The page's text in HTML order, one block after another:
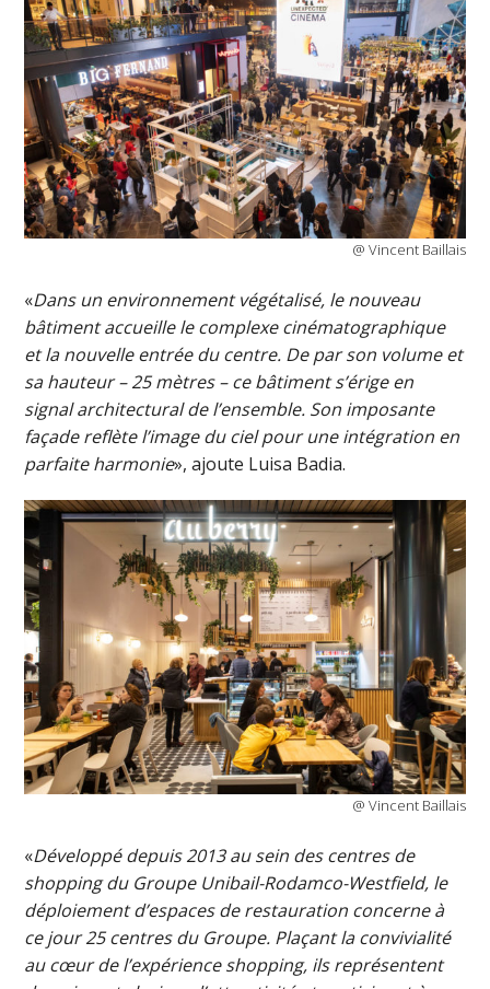
@ Vincent Baillais
«Dans un environnement végétalisé, le nouveau
bâtiment accueille le complexe cinématographique
et la nouvelle entrée du centre. De par son volume et
sa hauteur – 25 mètres – ce bâtiment s’érige en
signal architectural de l’ensemble. Son imposante
façade reflète l’image du ciel pour une intégration en
parfaite harmonie», ajoute Luisa Badia.
@ Vincent Baillais
«Développé depuis 2013 au sein des centres de
shopping du Groupe Unibail-Rodamco-Westfield, le
déploiement d’espaces de restauration concerne à
ce jour 25 centres du Groupe. Plaçant la convivialité
au cœur de l’expérience shopping, ils représentent